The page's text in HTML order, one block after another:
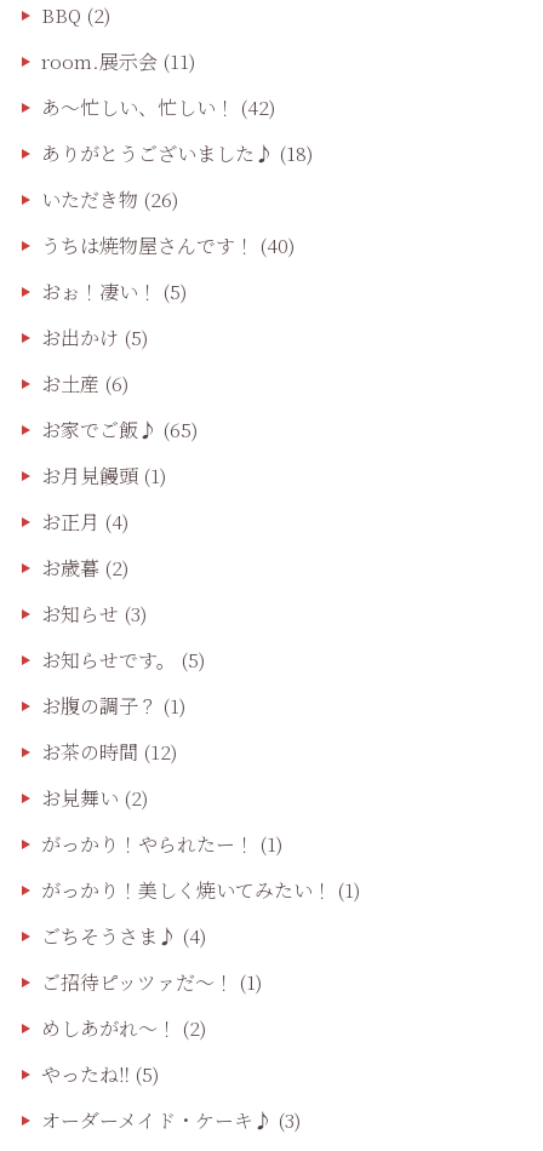
BBQ (2)
room.展示会(11)
あ〜忙しい、忙しい！ (42)
ありがとうございました♪ (18)
いただき物 (26)
うちは焼物屋さんです！ (40)
おぉ！凄い！ (5)
お出かけ (5)
お土産 (6)
お家でご飯♪ (65)
お月見饅頭(1)
お正月 (4)
お歳暮 (2)
お知らせ (3)
お知らせです。
(5)
お腹の調子？ (1)
お茶の時間 (12)
お見舞い (2)
がっかり！やられたー！ (1)
がっかり！美しく焼いてみたい！ (1)
ごちそうさま♪ (4)
ご招待ピッツァだ〜！ (1)
めしあがれ～！ (2)
やったね‼️ (5)
オーダーメイド・ケーキ♪ (3)